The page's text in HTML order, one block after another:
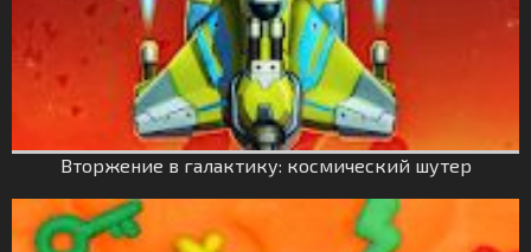
Вторжение в галактику: космический шутер